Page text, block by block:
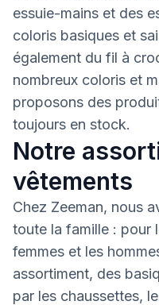
essuie-mains et des
coloris basiques et
également du fil à
nombreux coloris et
proposons des
toujours en stock.
Notre
vêtements
Chez Zeeman, nous
toute la famille : pour
femmes et les
assortiment, des
par les chaussettes,